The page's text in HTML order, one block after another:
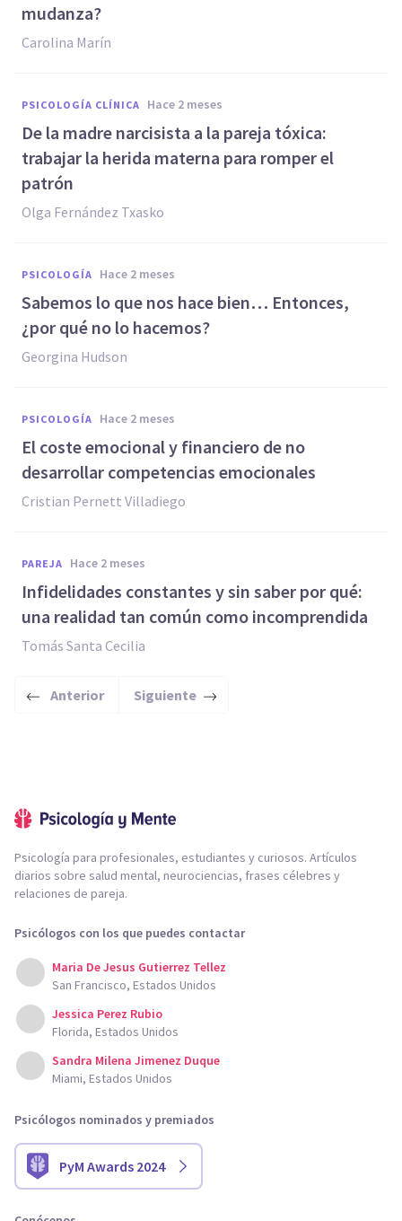
mudanza?
Carolina Marín
PSICOLOGÍA CLÍNICA hace 2 meses
De la madre narcisista a la pareja tóxica:
trabajar la herida materna para romper el
patrón
Olga Fernández Txasko
PSICOLOGÍA hace 2 meses
Sabemos lo que nos hace bien… Entonces,
¿por qué no lo hacemos?
Georgina Hudson
PSICOLOGÍA hace 2 meses
El coste emocional y financiero de no
desarrollar competencias emocionales
Cristian Pernett Villadiego
PAREJA hace 2 meses
Infidelidades constantes y sin saber por qué:
una realidad tan común como incomprendida
Tomás Santa Cecilia
Anterior Siguiente
Psicología para profesionales, estudiantes y curiosos. Artículos
diarios sobre salud mental, neurociencias, frases célebres y
relaciones de pareja.
Psicólogos con los que puedes contactar
Maria De Jesus Gutierrez Tellez
San Francisco, Estados Unidos
Jessica Perez Rubio
Florida, Estados Unidos
Sandra Milena Jimenez Duque
Miami, Estados Unidos
Psicólogos nominados y premiados
PyM Awards 2024